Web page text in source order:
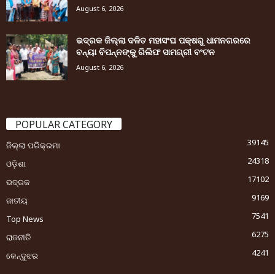
August 6, 2026
ଭଦ୍ରକ ଜିଲ୍ଲା ଦଳିତ ମହାସଂଘ ପକ୍ଷରୁ ଧାମନଗରରେ
ବନ୍ୟା ବିପନ୍ନଙ୍କୁ ରିଲିଫ ସାମଗ୍ରୀ ବଂଟନ
August 6, 2026
POPULAR CATEGORY
ଜିଲ୍ଲା ପରିକ୍ରମା
39145
ଓଡ଼ିଶା
24318
ଭଦ୍ରକ
17102
ଜାତୀୟ
9169
Top News
7541
ରାଜନୀତି
6275
କେନ୍ଦୁଝର
4241